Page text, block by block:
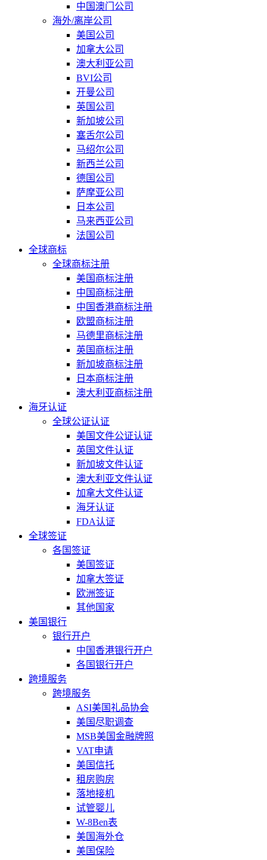
中国澳门公司
海外/离岸公司
美国公司
加拿大公司
澳大利亚公司
BVI公司
开曼公司
英国公司
新加坡公司
塞舌尔公司
马绍尔公司
新西兰公司
德国公司
萨摩亚公司
日本公司
马来西亚公司
法国公司
全球商标
全球商标注册
美国商标注册
中国商标注册
中国香港商标注册
欧盟商标注册
马德里商标注册
英国商标注册
新加坡商标注册
日本商标注册
澳大利亚商标注册
海牙认证
全球公证认证
美国文件公证认证
英国文件认证
新加坡文件认证
澳大利亚文件认证
加拿大文件认证
海牙认证
FDA认证
全球签证
各国签证
美国签证
加拿大签证
欧洲签证
其他国家
美国银行
银行开户
中国香港银行开户
各国银行开户
跨境服务
跨境服务
ASI美国礼品协会
美国尽职调查
MSB美国金融牌照
VAT申请
美国信托
租房购房
落地接机
试管婴儿
W-8Ben表
美国海外仓
美国保险